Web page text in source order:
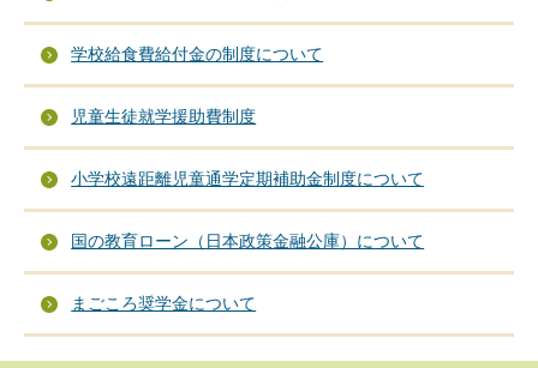
学校給食費給付金の制度について
児童生徒就学援助費制度
小学校遠距離児童通学定期補助金制度について
国の教育ローン（日本政策金融公庫）について
まごころ奨学金について